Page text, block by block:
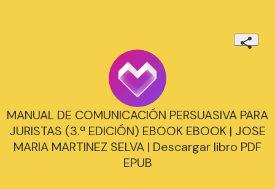
MANUAL DE COMUNICACIÓN PERSUASIVA PARA
JURISTAS (3.ª EDICIÓN) EBOOK EBOOK | JOSE
MARIA MARTINEZ SELVA | Descargar libro PDF
EPUB